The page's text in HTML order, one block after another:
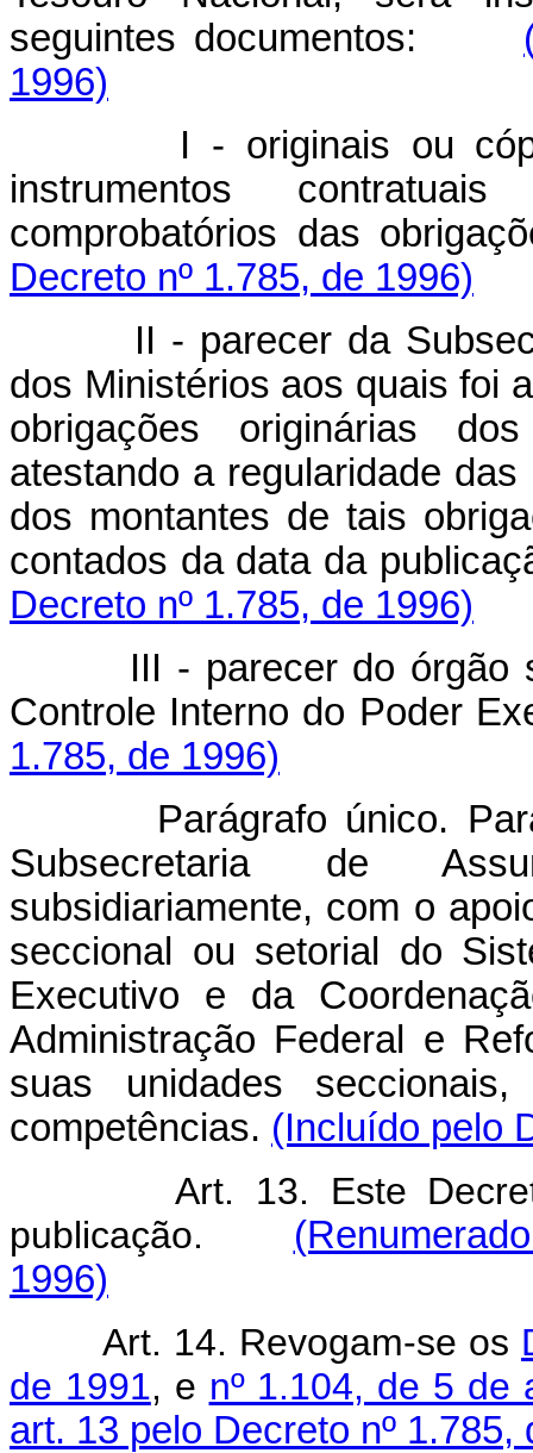
seguintes documentos:
1996)
I - originais ou
instrumentos
comprobatórios das
Decreto nº 1.785, de 1996)
II - parecer da
dos Ministérios aos quais foi
obrigações originárias
atestando a regularidade
dos montantes de tais
contados da data da
Decreto nº 1.785, de 1996)
III - parecer do órgão
Controle Interno do Poder
1.785, de 1996)
Parágrafo único.
Subsecretaria de
subsidiariamente, com o
seccional ou setorial do
Executivo e da
Administração Federal e
suas unidades
competências. (Incluído pelo
Art. 13. Este
publicação.
1996)
Art. 14. Revogam-se os
de 1991, e nº 1.104, de 5 de
art. 13 pelo Decreto nº 1.785,